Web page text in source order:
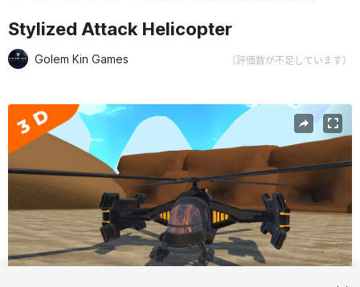
Stylized Attack Helicopter
Golem Kin Games （評価数が不足しています）
現在のスライド：1 / 4